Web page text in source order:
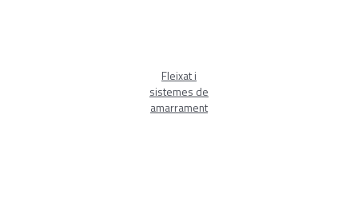
Fleixat i
sistemes de
amarrament